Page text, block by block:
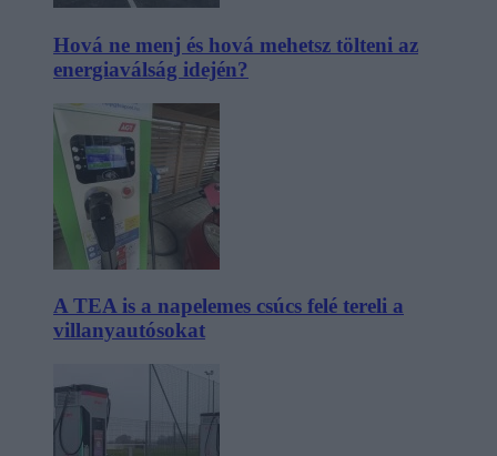
Hová ne menj és hová mehetsz tölteni az
energiaválság idején?
A TEA is a napelemes csúcs felé tereli a
villanyautósokat